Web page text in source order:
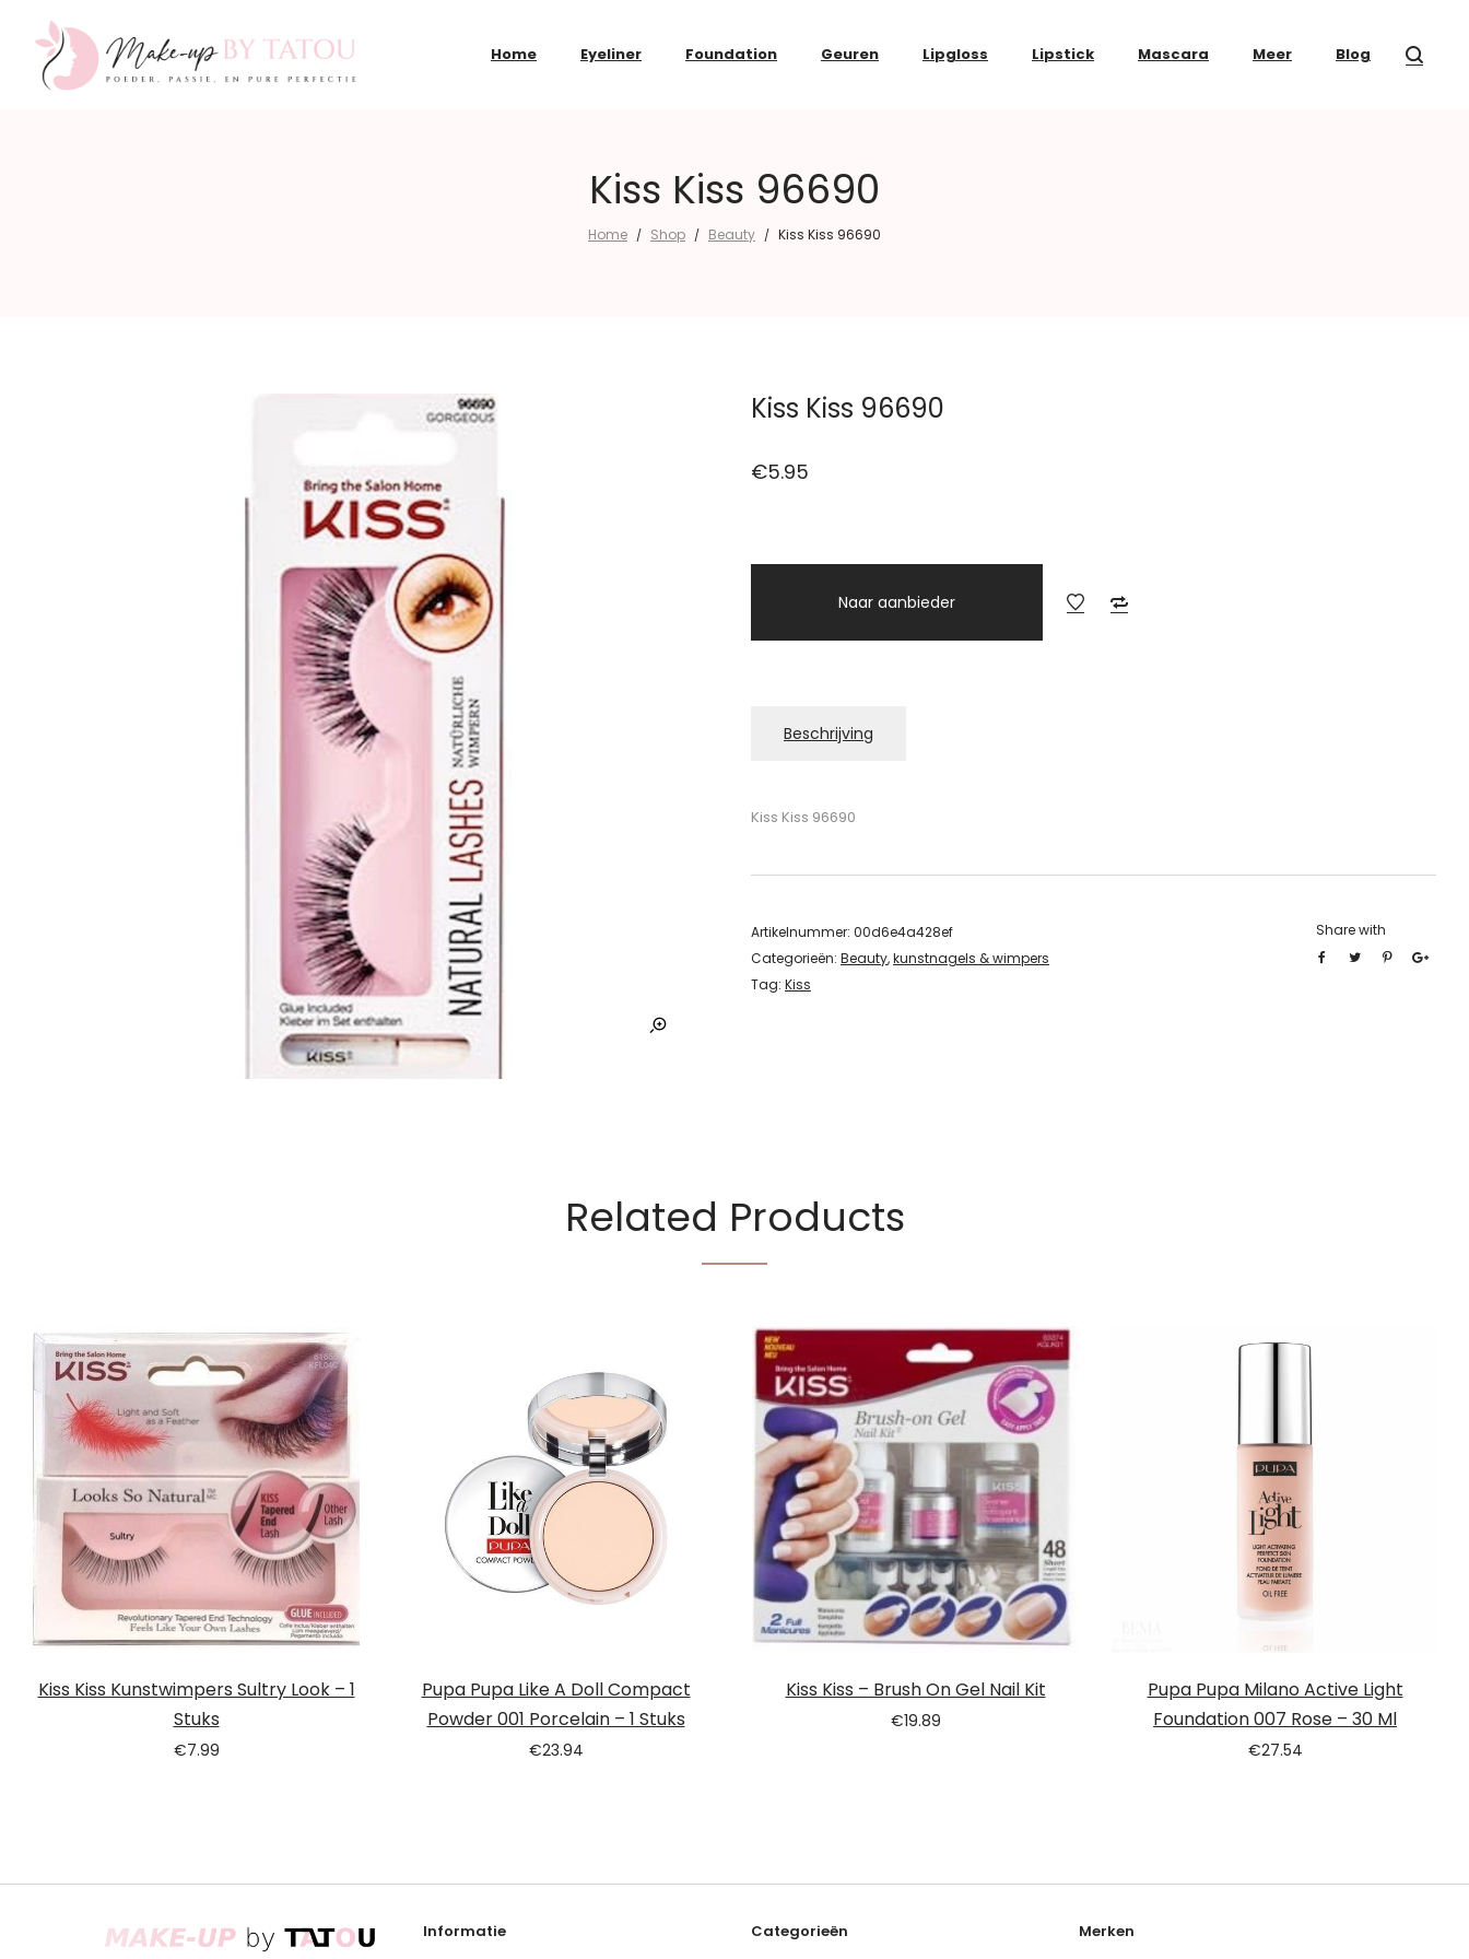
Home Eyeliner Foundation Geuren Lipgloss Lipstick Mascara Meer Blog
Kiss Kiss 96690
Home / Shop / Beauty / Kiss Kiss 96690
Kiss Kiss 96690
€5.95
Naar aanbieder
Beschrijving
Kiss Kiss 96690
Artikelnummer: 00d6e4a428ef
Categorieën: Beauty,kunstnagels & wimpers
Tag: Kiss
Share with
Related Products
Kiss Kiss Kunstwimpers Sultry Look – 1
Stuks
€7.99
Pupa Pupa Like A Doll Compact
Powder 001 Porcelain – 1 Stuks
€23.94
Kiss Kiss – Brush On Gel Nail Kit
€19.89
Pupa Pupa Milano Active Light
Foundation 007 Rose – 30 Ml
€27.54
Informatie Categorieën Merken